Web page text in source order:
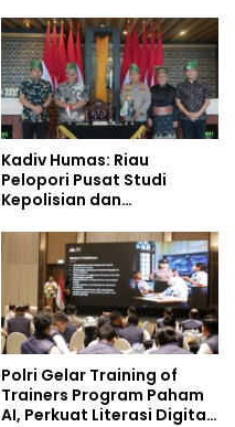
Era Digital
Kadiv Humas: Riau
Pelopori Pusat Studi
Kepolisian dan
Policing Masuki Babak
Polri Gelar Training of
Trainers Program Paham
AI, Perkuat Literasi Digital